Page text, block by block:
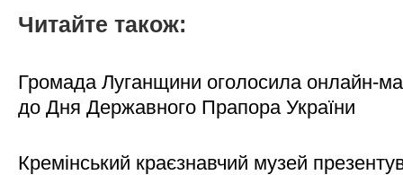
Читайте також:
Громада Луганщини оголосила онлайн-
до Дня Державного Прапора України
Кремінський краєзнавчий музей